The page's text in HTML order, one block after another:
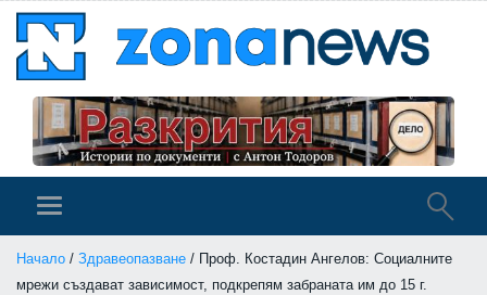
Начало / Здравеопазване / Проф. Костадин Ангелов: Социалните
мрежи създават зависимост, подкрепям забраната им до 15 г.